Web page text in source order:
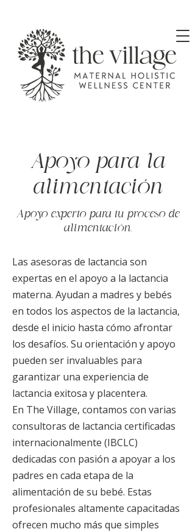
Apoyo para la
alimentación
Apoyo experto para tu proceso de
alimentación.
Las asesoras de lactancia son
expertas en el apoyo a la lactancia
materna. Ayudan a madres y bebés
en todos los aspectos de la lactancia,
desde el inicio hasta cómo afrontar
los desafíos. Su orientación y apoyo
pueden ser invaluables para
garantizar una experiencia de
lactancia exitosa y placentera.
En The Village, contamos con varias
consultoras de lactancia certificadas
internacionalmente (IBCLC)
dedicadas con pasión a apoyar a los
padres en cada etapa de la
alimentación de su bebé. Estas
profesionales altamente capacitadas
ofrecen mucho más que simples